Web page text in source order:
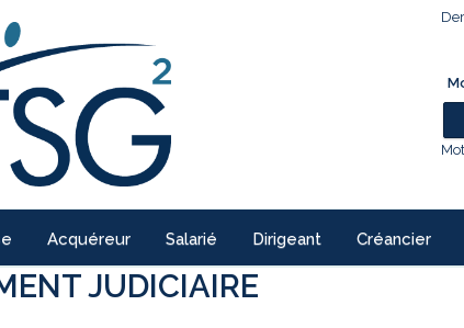
Acquéreur Salarié Dirigeant Créancier
JUDICIAIRE